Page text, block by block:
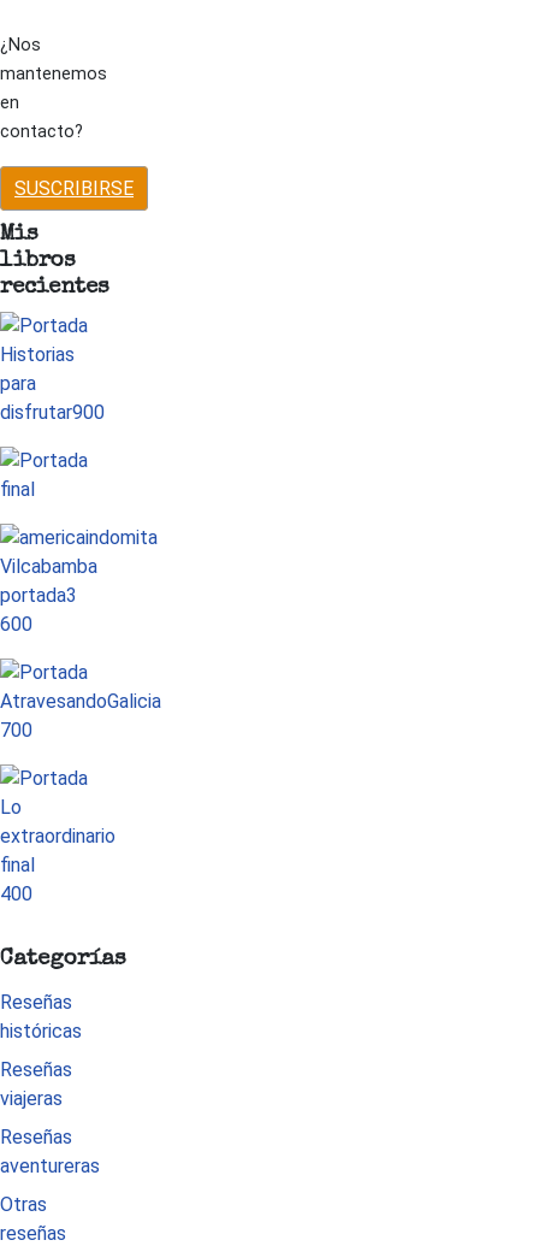
¿Nos
mantenemos
en
contacto?
SUSCRIBIRSE
Mis
libros
recientes
Categorías
Reseñas
históricas
Reseñas
viajeras
Reseñas
aventureras
Otras
reseñas